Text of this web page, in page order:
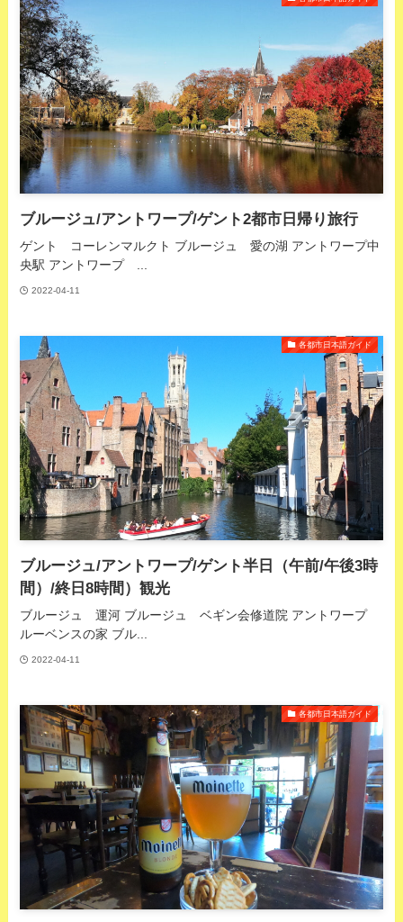
ブルージュ/アントワープ/ゲント2都市日帰り旅行
ゲント コーレンマルクト ブルージュ 愛の湖 アントワープ中
央駅 アントワープ ...
2022-04-11
各都市日本語ガイド
ブルージュ/アントワープ/ゲント半日（午前/午後3時
間）/終日8時間）観光
ブルージュ 運河 ブルージュ ベギン会修道院 アントワープ
ルーベンスの家 ブル...
2022-04-11
各都市日本語ガイド